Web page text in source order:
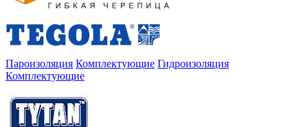
Пароизоляция Комплектующие Гидроизоляция
Комплектующие